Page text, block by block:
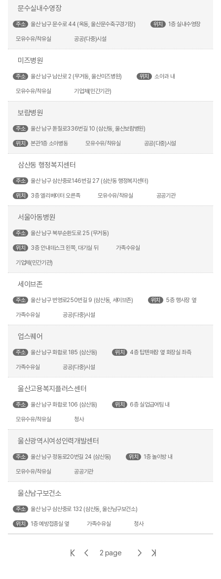
문수실내수영장
주소 울산 남구 문수로 44 (옥동, 울산문수축구경기장) 위치 1층 실내수영장
모유수유/착유실 공공(다중)시설
미즈병원
주소 울산 남구 남산로 2 (무거동, 울산미즈병원) 위치 소아과 내
모유수유/착유실 기업체(민간기관)
보람병원
주소 울산 남구 돋질로336번길 10 (삼산동, 울산보람병원)
위치 본관1층 소아병동 모유수유/착유실 공공(다중)시설
삼산동 행정복지센터
주소 울산 남구 삼산중로146번길 27 (삼산동 행정복지센터)
위치 3층 엘리베이터 오른족 모유수유/착유실 공공기관
서울아동병원
주소 울산 남구 북부순환도로 25 (무거동)
위치 3층 안내데스크 왼쪽, 대기실 뒤 가족수유실
기업체(민간기관)
세이브존
주소 울산 남구 번영로250번길 9 (삼산동, 세이브존) 위치 5층 행사장 옆
가족수유실 공공(다중)시설
업스퀘어
주소 울산 남구 화합로 185 (삼산동) 위치 4층 탑텐매장 옆 화장실 좌측
가족수유실 공공(다중)시설
울산고용복지플러스센터
주소 울산 남구 화합로 106 (삼산동) 위치 6층 실업급여팀 내
모유수유/착유실 청사
울산광역시여성인력개발센터
주소 울산 남구 정동로20번길 24 (삼산동) 위치 1층 놀이방 내
모유수유/착유실 공공기관
울산남구보건소
주소 울산 남구 삼산중로 132 (삼산동, 울산남구보건소)
위치 1층 예방접종실 옆 가족수유실 청사
첫 이 2 page 다 마